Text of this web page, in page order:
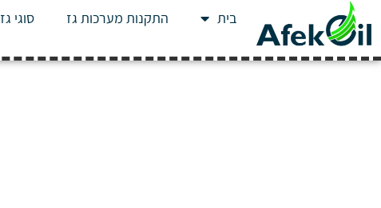
בית התקנות מערכות גז סוגי גז